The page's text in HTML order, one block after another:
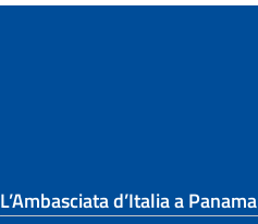
L’Ambasciata d’Italia a Panama